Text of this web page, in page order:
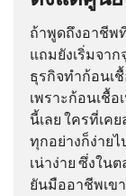
ถ้าพูดถึงอาชีพ
แถมยังเริ่มจา
ธุรกิจทำก้อนเ
เพราะก้อนเชื้อ
นี้เลย ใครที่เค
ทุกอย่างก็ง่าย
เน่าง่าย ซึ่งใน
ยันมืออาชีพเข